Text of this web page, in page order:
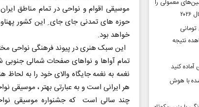
موسیقی اقوام و نواحی در تمام مناطق
حوزه های تمدنی جای جای ِ این کشور
خواهد بود.
این سبک هنری در پیوند فرهنگی نواحی
تمام آواها و نواهای صفحات شمالی
نغمه به نغمه جایگاه والای خود را به لحاظ
هر ایرانی است و به عبارتی بهتر ، موسیقی
چند سالی است که جشنواره موسیقی
معمولی را
میلیون تومانی
نتیجه
با هوش